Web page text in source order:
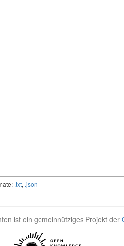
.txt, .json
ist ein gemeinnütziges Projekt der